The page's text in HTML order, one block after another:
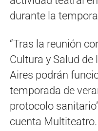
durante la
“Tras la reunión
Cultura y Salud de
Aires podrán
temporada de
protocolo
cuenta Multiteatro.